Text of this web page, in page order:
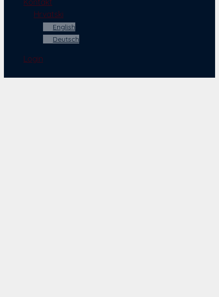
Kontakt
Hrvatski
English
Deutsch
Login